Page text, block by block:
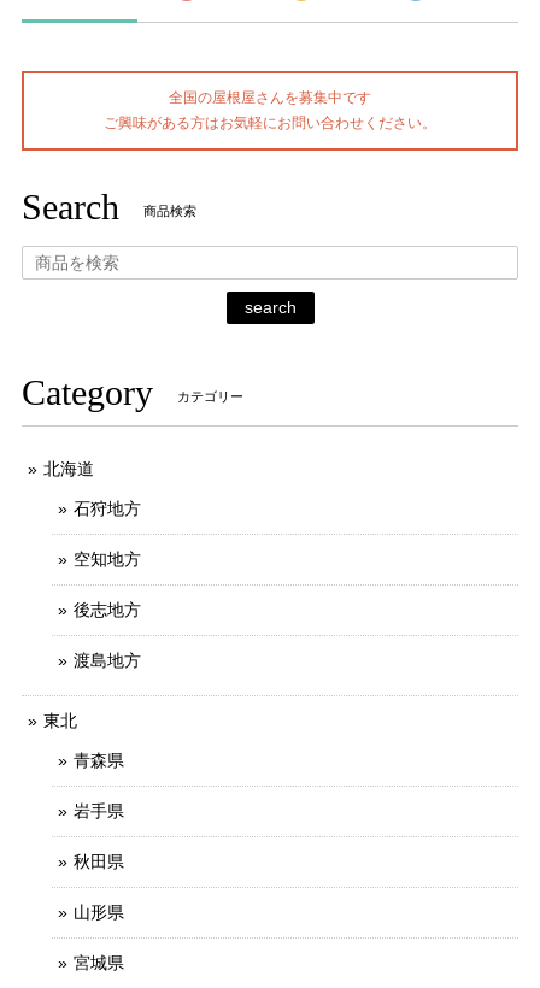
全国の屋根屋さんを募集中です
ご興味がある方はお気軽にお問い合わせください。
Search 商品検索
search
Category カテゴリー
北海道
石狩地方
空知地方
後志地方
渡島地方
東北
青森県
岩手県
秋田県
山形県
宮城県